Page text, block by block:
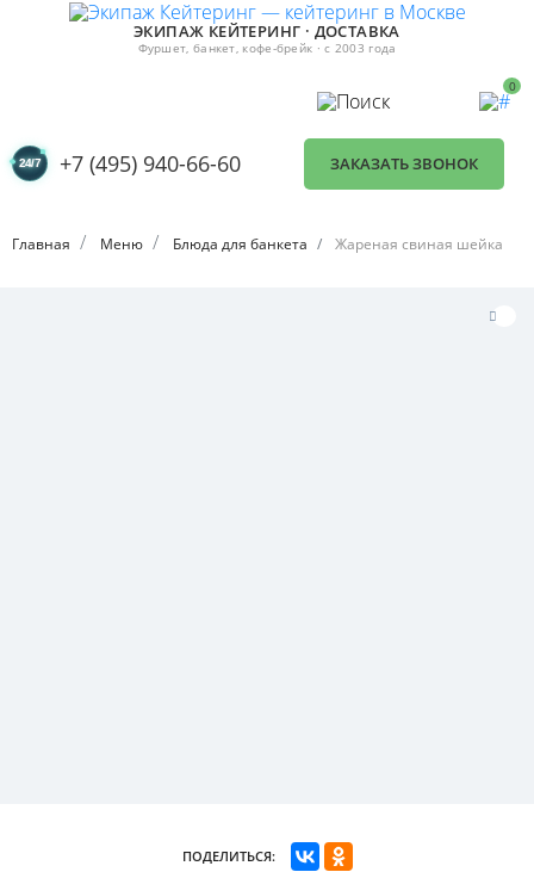
ЭКИПАЖ КЕЙТЕРИНГ · ДОСТАВКА
Фуршет, банкет, кофе-брейк · с 2003 года
0
+7 (495) 940-66-60 ЗАКАЗАТЬ ЗВОНОК
Главная Меню Блюда для банкета Жареная свиная шейка
ПОДЕЛИТЬСЯ: